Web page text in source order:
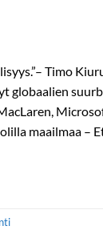
Timo
maailmaa –